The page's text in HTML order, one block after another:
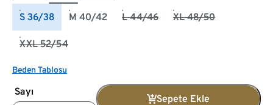
S 36/38 M 40/42 L 44/46 XL 48/50
XXL 52/54
Beden Tablosu
Sayı
Sepete Ekle